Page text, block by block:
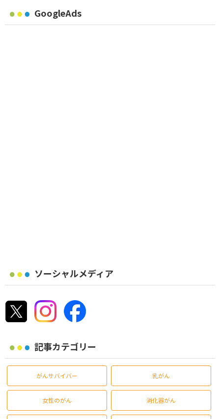
GoogleAds
ソーシャルメディア
記事カテゴリー
がんサバイバー 乳がん
女性のがん 消化器がん